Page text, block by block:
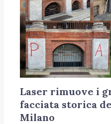
Laser rimuove i
facciata storica
Milano